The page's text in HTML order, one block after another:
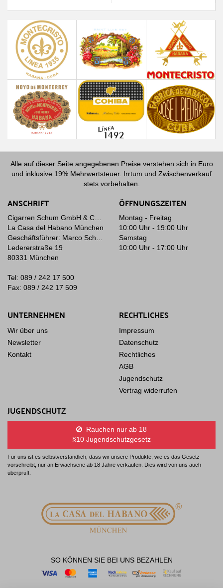
Alle auf dieser Seite angegebenen Preise verstehen sich in Euro
und inklusive 19% Mehrwertsteuer. Irrtum und Zwischenverkauf
stets vorbehalten.
ANSCHRIFT
Cigarren Schum GmbH & Co. KG
La Casa del Habano München
Geschäftsführer: Marco Schum
Ledererstraße 19
80331 München
Tel: 089 / 242 17 500
Fax: 089 / 242 17 509
ÖFFNUNGSZEITEN
Montag - Freitag
10:00 Uhr - 19:00 Uhr
Samstag
10:00 Uhr - 17:00 Uhr
UNTERNEHMEN
Wir über uns
Newsletter
Kontakt
RECHTLICHES
Impressum
Datenschutz
Rechtliches
AGB
Jugendschutz
Vertrag widerrufen
JUGENDSCHUTZ
Rauchen nur ab 18
§10 Jugendschutzgesetz
Für uns ist es selbstverständlich, dass wir unsere Produkte, wie es das Gesetz
vorschreibt, nur an Erwachsene ab 18 Jahre verkaufen. Dies wird von uns auch
überprüft.
SO KÖNNEN SIE BEI UNS BEZAHLEN